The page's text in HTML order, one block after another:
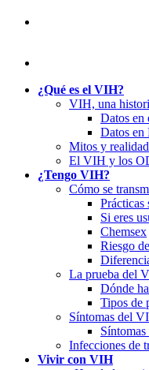
¿Qué es el VIH?
VIH, una
Datos en
Datos en
Mitos y
El VIH y los
¿Tengo VIH?
Cómo se
Prácticas
Si eres
Chemsex
Riesgo
La prueba del
Dónde
Tipos de
Síntomas del
Infecciones de
Vivir con VIH